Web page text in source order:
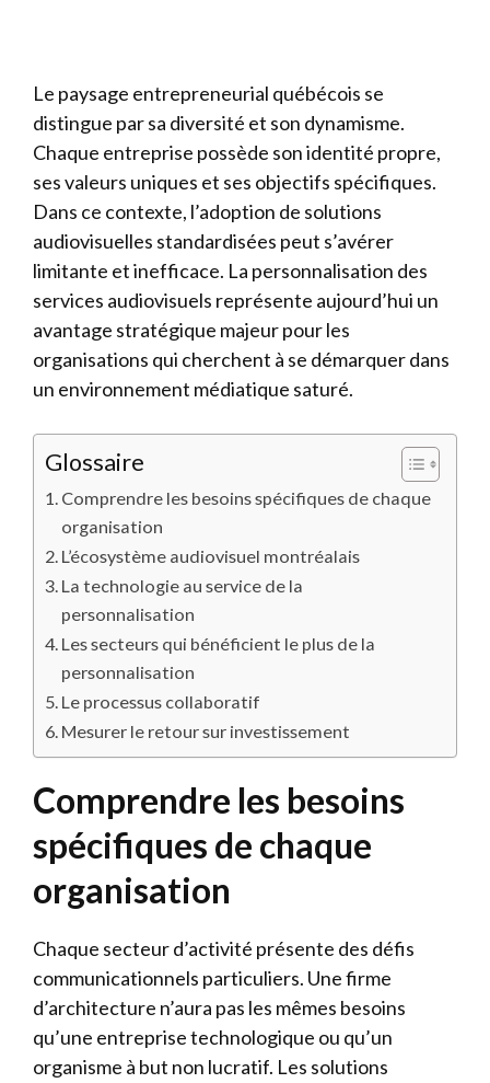
Le paysage entrepreneurial québécois se
distingue par sa diversité et son dynamisme.
Chaque entreprise possède son identité propre,
ses valeurs uniques et ses objectifs spécifiques.
Dans ce contexte, l’adoption de solutions
audiovisuelles standardisées peut s’avérer
limitante et inefficace. La personnalisation des
services audiovisuels représente aujourd’hui un
avantage stratégique majeur pour les
organisations qui cherchent à se démarquer dans
un environnement médiatique saturé.
Glossaire
Comprendre les besoins spécifiques de chaque
organisation
L’écosystème audiovisuel montréalais
La technologie au service de la
personnalisation
Les secteurs qui bénéficient le plus de la
personnalisation
Le processus collaboratif
Mesurer le retour sur investissement
Comprendre les besoins
spécifiques de chaque
organisation
Chaque secteur d’activité présente des défis
communicationnels particuliers. Une firme
d’architecture n’aura pas les mêmes besoins
qu’une entreprise technologique ou qu’un
organisme à but non lucratif. Les solutions